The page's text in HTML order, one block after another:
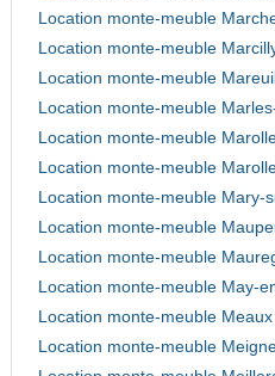
Location monte-meuble
Location monte-meuble
Location monte-meuble
Location monte-meuble
Location monte-meuble
Location monte-meuble
Location monte-meuble Mary-
Location monte-meuble
Location monte-meuble
Location monte-meuble May-
Location monte-meuble
Location monte-meuble